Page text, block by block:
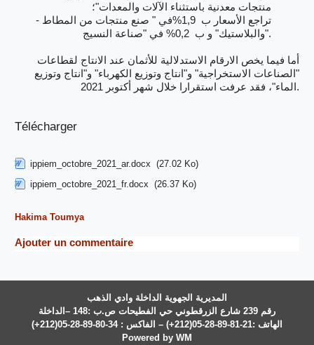
منتجات معدنية باستثناء الآلات والمعدات"؛
- تراجع الأسعار ب 1,9%في " صنع منتجات من المطاط
والبلاستيك" و ب 0,2% في "صناعة النسيج".
أما فيما يخص الارقام الاستدلالية للأثمان عند الانتاج لقطاعات
"الصناعات الاستخراجية" و"انتاج وتوزيع الكهرباء" و"انتاج وتوزيع
الماء"، فقد عرفت استقرارا خلال شهر أكتوبر 2021.
Télécharger
ippiem_octobre_2021_ar.docx (27.02 Ko)
ippiem_octobre_2021_fr.docx (26.37 Ko)
Hakima Toumya
Ajouter un commentaire
المديرية الجهوية الداخلة وادي الذهب
رقم 239 شارع الزرقطوني حي الفطيحات ص.ب :148 –الداخلة
الهاتف :21-81-89-28-05(212+) – الفاكس : 34-80-89-28-05(212+)
Powered by WM